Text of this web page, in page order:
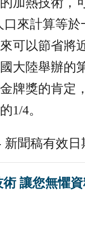
口來計算等
可以節省將
大陸舉辦的
牌獎的肯定
1/4。
新聞稿有效日
讓您無懼